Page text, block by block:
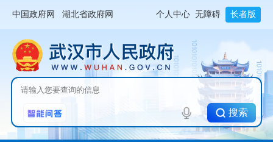
中国政府网 湖北省政府网 个人中心 无障碍 长者版
搜索